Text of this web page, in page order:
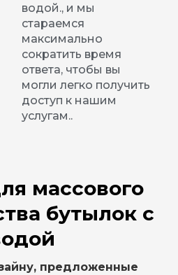
водой., и мы
стараемся
максимально
сократить время
ответа, чтобы вы
могли легко получить
доступ к нашим
услугам..
массового
бутылок с
предложенные